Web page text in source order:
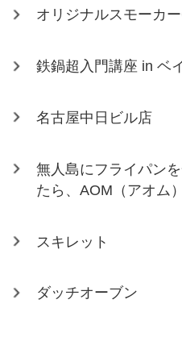
オリジナルスモーカ
鉄鍋超入門講座 in ベ
名古屋中日ビル店
無人島にフライパン
たら、AOM（アオム
スキレット
ダッチオーブン